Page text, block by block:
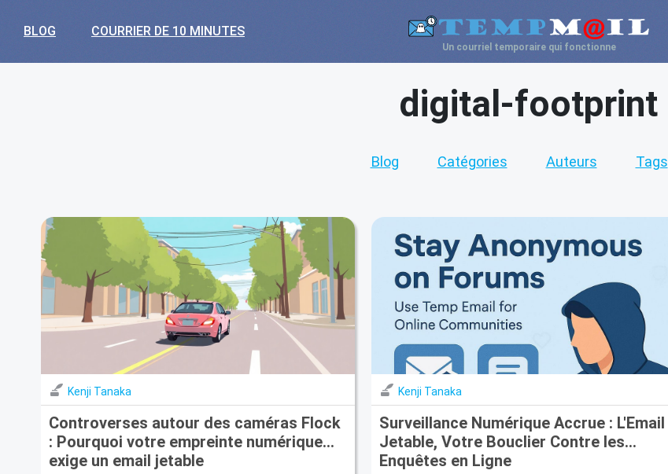
BLOG COURRIER DE 10 MINUTES
Un courriel temporaire qui fonctionne
digital-footprint
Blog Catégories Auteurs Tags
Kenji Tanaka
Controverses autour des caméras Flock
: Pourquoi votre empreinte numérique
exige un email jetable
Kenji Tanaka
Surveillance Numérique Accrue : L'Email
Jetable, Votre Bouclier Contre les
Enquêtes en Ligne